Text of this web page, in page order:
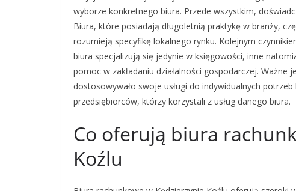
wyborze konkretnego biura. Przede wszystkim,
Biura, które posiadają długoletnią praktykę w branży,
rozumieją specyfikę lokalnego rynku. Kolejnym
biura specjalizują się jedynie w księgowości, inne
pomoc w zakładaniu działalności gospodarczej. Ważne
dostosowywało swoje usługi do indywidualnych
przedsiębiorców, którzy korzystali z usług danego biura.
Co oferują biura
Koźlu